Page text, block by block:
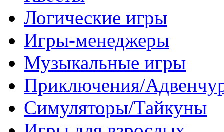
Логические игры
Игры-менеджеры
Музыкальные игры
Приключения/
Симуляторы/Тайкуны